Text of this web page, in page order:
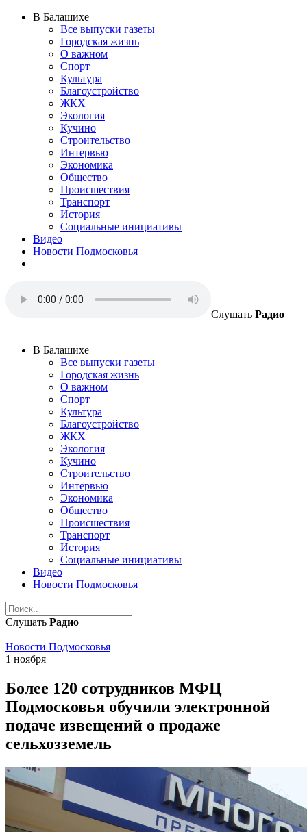
В Балашихе
Все выпуски газеты
Городская жизнь
О важном
Спорт
Культура
Благоустройство
ЖКХ
Экология
Кучино
Строительство
Интервью
Экономика
Общество
Происшествия
Транспорт
История
Социальные инициативы
Видео
Новости Подмосковья
Слушать Радио
В Балашихе
Все выпуски газеты
Городская жизнь
О важном
Спорт
Культура
Благоустройство
ЖКХ
Экология
Кучино
Строительство
Интервью
Экономика
Общество
Происшествия
Транспорт
История
Социальные инициативы
Видео
Новости Подмосковья
Слушать Радио
Новости Подмосковья
1 ноября
Более 120 сотрудников МФЦ
Подмосковья обучили электронной
подаче извещений о продаже
сельхозземель